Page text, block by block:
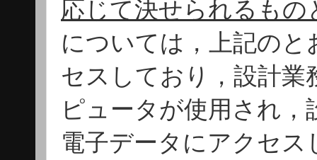
応じて決せられるも
については，上記の
セスしており，設計
ピュータが使用され
電子データにアクセ